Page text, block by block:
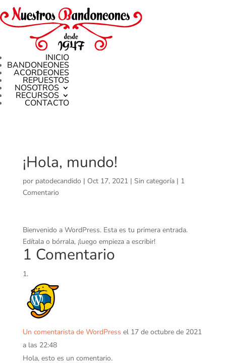
INICIO
BANDONEONES
ACORDEONES
REPUESTOS
NOSOTROS
RECURSOS
CONTACTO
¡Hola, mundo!
por patodecandido | Oct 17, 2021| Sin categoría| 1
Comentario
Bienvenido a WordPress. Esta es tu primera entrada.
Edítala o bórrala, ¡luego empieza a escribir!
1 Comentario
Un comentarista de WordPress el 17 de octubre de 2021
a las 22:48
Hola, esto es un comentario.